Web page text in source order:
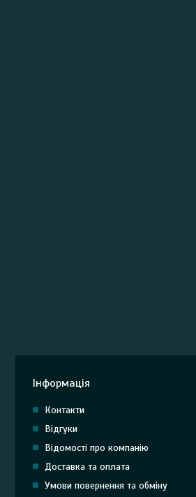
Інформація
Контакти
Відгуки
Відомості про компанію
Доставка та оплата
Умови повернення та обміну